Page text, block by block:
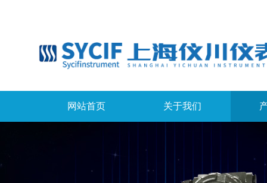
网站首页 关于我们